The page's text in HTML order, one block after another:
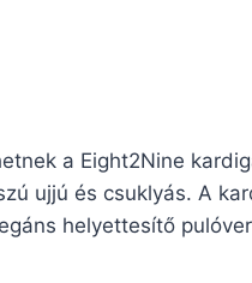
a Eight2Nine
ujjú és csuklyás. A
helyettesítő